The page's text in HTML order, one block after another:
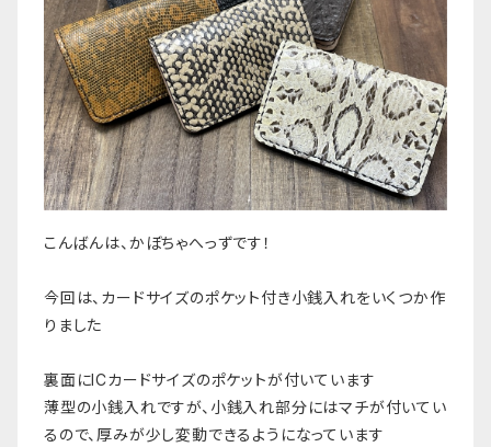
こんばんは、かぼちゃへっずです！
今回は、カードサイズのポケット付き小銭入れをいくつか作
りました
裏面にICカードサイズのポケットが付いています
薄型の小銭入れですが、小銭入れ部分にはマチが付いてい
るので、厚みが少し変動できるようになっています